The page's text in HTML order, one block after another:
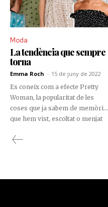
Moda
La tendència que sempre
torna
Emma Roch - 15 de juny de 2022
Es coneix com a efecte Pretty
Woman, la popularitat de les
coses que ja sabem de memòria,
que hem vist, escoltat o menjat
i tot, no podem resistir-nos.